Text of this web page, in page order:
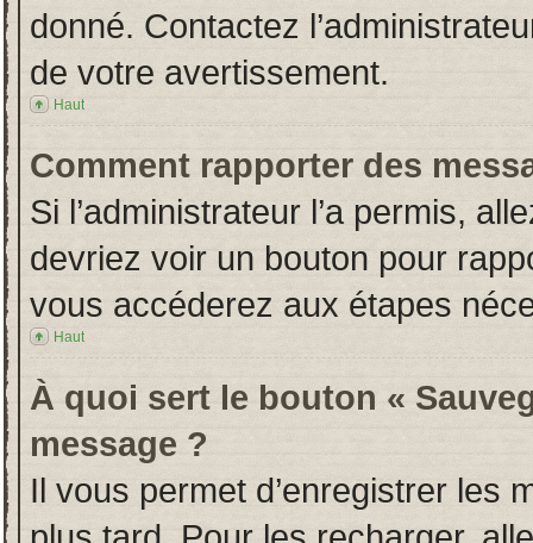
donné. Contactez
de votre avertissement.
Haut
Comment rapporter des
Si l’administrateur l’a permis,
devriez voir un bouton pour
vous accéderez aux étapes
Haut
À quoi sert le bouton «
message ?
Il vous permet d’enregistrer les